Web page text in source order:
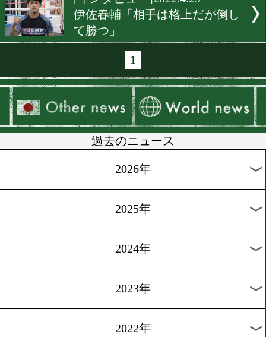
[インタビュー]2022.5.6
丸田陽七太「自分との闘い
[インタビュー]2022.5.5
進化した木村翔をお楽しみ
[インタビュー]2022.5.4
堀川龍「勝ち筋が見えてい
[練習情報]2022.5.2
始。フィリピンからも2人
[インタビュー]2022.4.29
伊佐春輔「相手は格上だが
て勝つ」